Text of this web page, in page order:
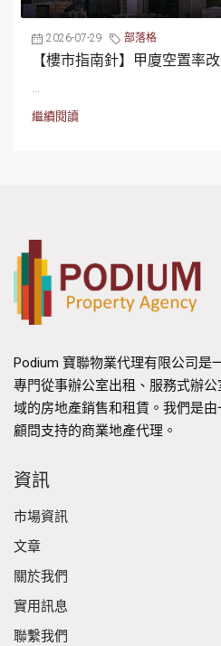
2026-07-29 部落格
【樓市指南針】甲廈空置率
...
繼續閱讀
Podium 寶聯物業代理有限公司是
專門從事辦公室出租、服務式辦
域的房地產銷售和租賃。我們是
顧問支持的商業地產代理。
資訊
市場資訊
文章
關於我們
實用訊息
聯繫我們